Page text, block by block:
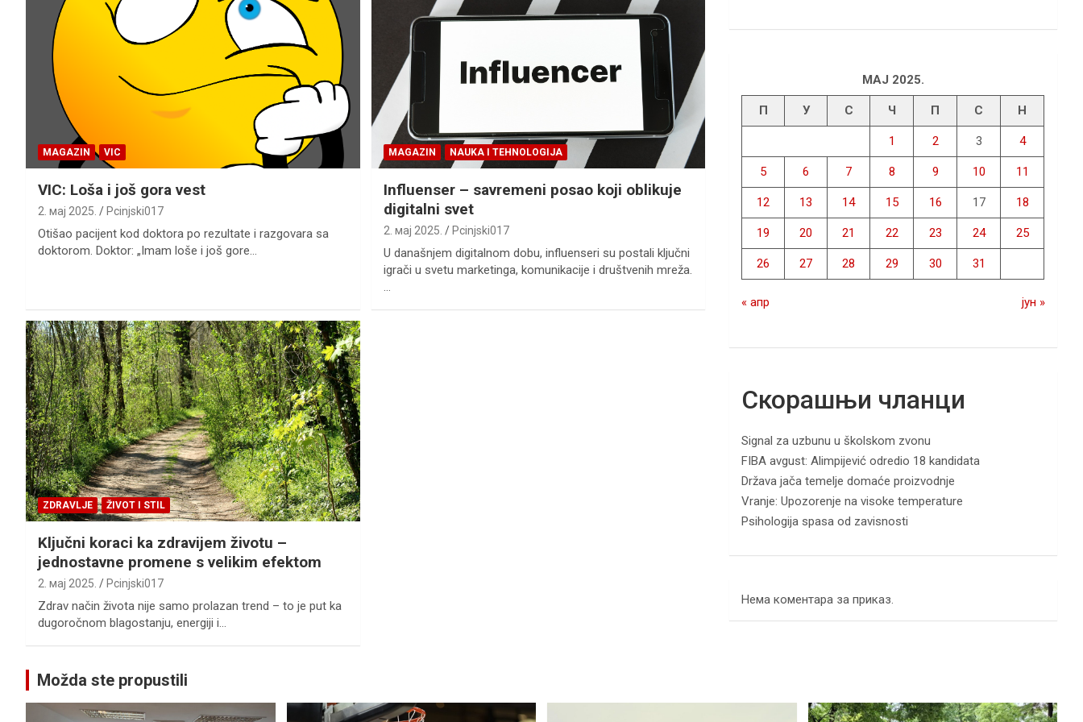
MAGAZIN VIC
VIC: Loša i još gora vest
2. мај 2025. Pcinjski017
Otišao pacijent kod doktora po rezultate i razgovara sa
doktorom. Doktor: „Imam loše i još gore…
MAGAZIN NAUKA I TEHNOLOGIJA
Influenser – savremeni posao koji oblikuje
digitalni svet
2. мај 2025. Pcinjski017
U današnjem digitalnom dobu, influenseri su postali ključni
igrači u svetu marketinga, komunikacije i društvenih mreža.
…
ZDRAVLJE ŽIVOT I STIL
Ključni koraci ka zdravijem životu –
jednostavne promene s velikim efektom
2. мај 2025. Pcinjski017
Zdrav način života nije samo prolazan trend – to je put ka
dugoročnom blagostanju, energiji i…
МАЈ 2025.
П У С Ч П С Н
1 2 3 4
5 6 7 8 9 10 11
12 13 14 15 16 17 18
19 20 21 22 23 24 25
26 27 28 29 30 31
« апр јун »
Скорашњи чланци
Signal za uzbunu u školskom zvonu
FIBA avgust: Alimpijević odredio 18 kandidata
Država jača temelje domaće proizvodnje
Vranje: Upozorenje na visoke temperature
Psihologija spasa od zavisnosti
Нема коментара за приказ.
Možda ste propustili